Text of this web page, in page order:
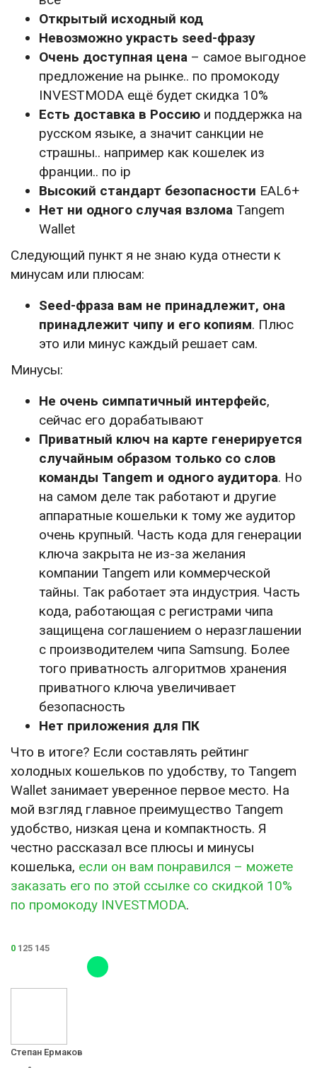
Открытый исходный код
Невозможно украсть seed-фразу
Очень доступная цена – самое выгодное
предложение на рынке.. по промокоду
INVESTMODA ещё будет скидка 10%
Есть доставка в Россию и поддержка на
русском языке, а значит санкции не
страшны.. например как кошелек из
франции.. по ip
Высокий стандарт безопасности EAL6+
Нет ни одного случая взлома Tangem
Wallet
Следующий пункт я не знаю куда отнести к
минусам или плюсам:
Seed-фраза вам не принадлежит, она
принадлежит чипу и его копиям. Плюс
это или минус каждый решает сам.
Минусы:
Не очень симпатичный интерфейс,
сейчас его дорабатывают
Приватный ключ на карте генерируется
случайным образом только со слов
команды Tangem и одного аудитора. Но
на самом деле так работают и другие
аппаратные кошельки к тому же аудитор
очень крупный. Часть кода для генерации
ключа закрыта не из-за желания
компании Tangem или коммерческой
тайны. Так работает эта индустрия. Часть
кода, работающая с регистрами чипа
защищена соглашением о неразглашении
с производителем чипа Samsung. Более
того приватность алгоритмов хранения
приватного ключа увеличивает
безопасность
Нет приложения для ПК
Что в итоге? Если составлять рейтинг
холодных кошельков по удобству, то Tangem
Wallet занимает уверенное первое место. На
мой взгляд главное преимущество Tangem
удобство, низкая цена и компактность. Я
честно рассказал все плюсы и минусы
кошелька, если он вам понравился – можете
заказать его по этой ссылке со скидкой 10%
по промокоду INVESTMODA.
0 125 145
Степан Ермаков